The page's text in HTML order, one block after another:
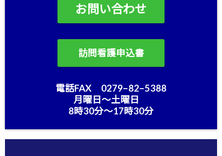
お問い合わせ
訪問看護申込書
電話FAX 0279−82−5388
月曜日〜土曜日
8時30分〜17時30分